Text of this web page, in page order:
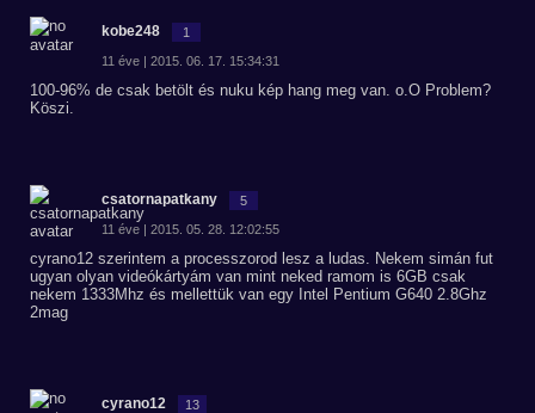
kobe248 1
11 éve | 2015. 06. 17. 15:34:31
100-96% de csak betölt és nuku kép hang meg van. o.O Problem?
Köszi.
csatornapatkany 5
11 éve | 2015. 05. 28. 12:02:55
cyrano12 szerintem a processzorod lesz a ludas. Nekem simán fut
ugyan olyan videókártyám van mint neked ramom is 6GB csak
nekem 1333Mhz és mellettük van egy Intel Pentium G640 2.8Ghz
2mag
cyrano12 13